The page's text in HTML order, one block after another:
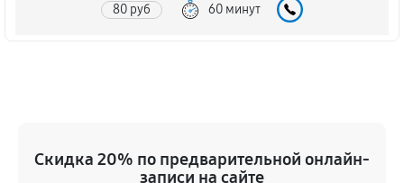
80 руб 60 минут
Скидка 20% по предварительной онлайн-
записи на сайте